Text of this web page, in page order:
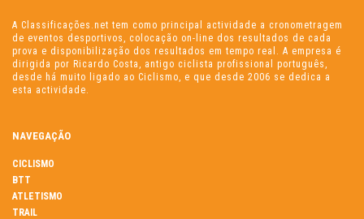
A Classificações.net tem como principal actividade a cronometragem
de eventos desportivos, colocação on-line dos resultados de cada
prova e disponibilização dos resultados em tempo real. A empresa é
dirigida por Ricardo Costa, antigo ciclista profissional português,
desde há muito ligado ao Ciclismo, e que desde 2006 se dedica a
esta actividade.
NAVEGAÇÃO
CICLISMO
BTT
ATLETISMO
TRAIL